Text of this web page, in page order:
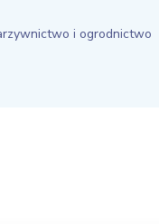
i ogrodnictwo